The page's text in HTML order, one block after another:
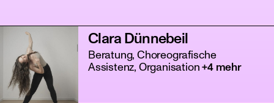
Clara Dünnebeil
Beratung, Choreografische
Assistenz, Organisation +4 mehr